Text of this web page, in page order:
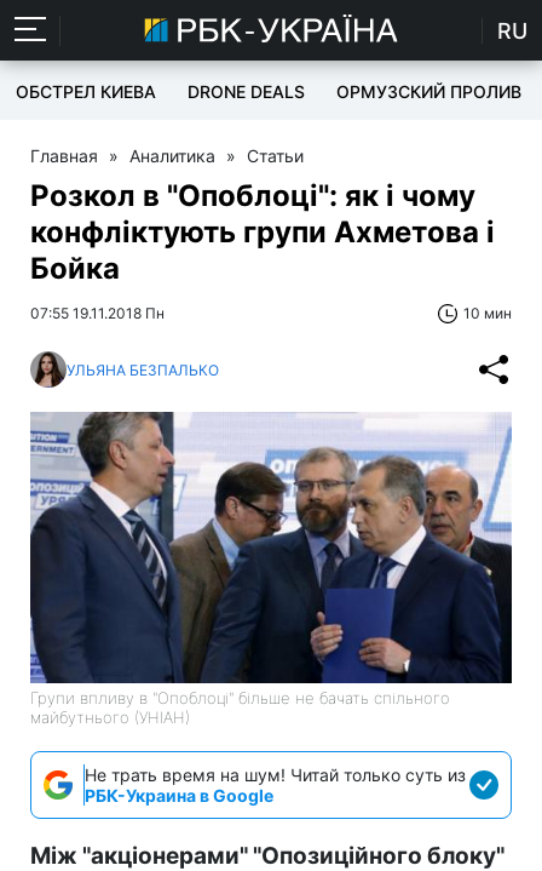
RU
ОБСТРЕЛ КИЕВА DRONE DEALS ОРМУЗСКИЙ ПРОЛИВ
Главная » Аналитика » Статьи
Розкол в "Опоблоці": як і чому
конфліктують групи Ахметова і
Бойка
07:55 19.11.2018 Пн 10 мин
УЛЬЯНА БЕЗПАЛЬКО
Групи впливу в "Опоблоці" більше не бачать спільного
майбутнього (УНІАН)
Не трать время на шум! Читай только суть из
РБК-Украина в Google
Між "акціонерами" "Опозиційного блоку"